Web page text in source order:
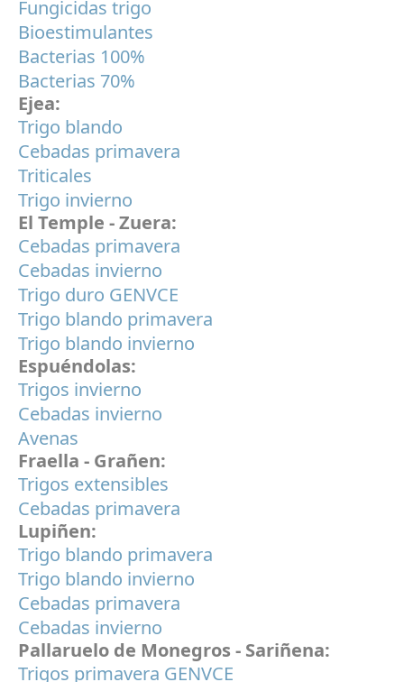
Fungicidas trigo
Bioestimulantes
Bacterias 100%
Bacterias 70%
Ejea:
Trigo blando
Cebadas primavera
Triticales
Trigo invierno
El Temple - Zuera:
Cebadas primavera
Cebadas invierno
Trigo duro GENVCE
Trigo blando primavera
Trigo blando invierno
Espuéndolas:
Trigos invierno
Cebadas invierno
Avenas
Fraella - Grañen:
Trigos extensibles
Cebadas primavera
Lupiñen:
Trigo blando primavera
Trigo blando invierno
Cebadas primavera
Cebadas invierno
Pallaruelo de Monegros - Sariñena:
Trigos primavera GENVCE